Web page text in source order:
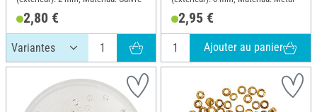
2,80 € 2,95 €
Ajouter au panier